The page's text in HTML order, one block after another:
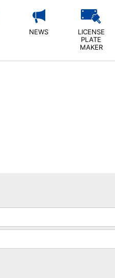
NEWS
LICENSE
PLATE
MAKER